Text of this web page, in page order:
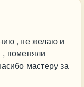
, не желаю и
, поменяли
мастеру за